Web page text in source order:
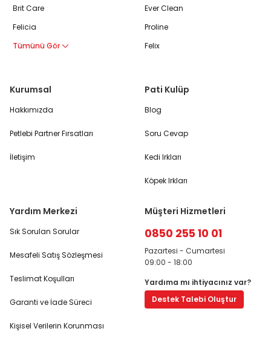
Brit Care
Felicia
Tümünü Gör
Ever Clean
Proline
Felix
Kurumsal
Hakkımızda
Petlebi Partner Fırsatları
İletişim
Pati Kulüp
Blog
Soru Cevap
Kedi Irkları
Köpek Irkları
Yardım Merkezi
Sık Sorulan Sorular
Mesafeli Satış Sözleşmesi
Teslimat Koşulları
Garanti ve İade Süreci
Kişisel Verilerin Korunması
Müşteri Hizmetleri
0850 255 10 01
Pazartesi - Cumartesi
09:00 - 18:00
Yardıma mı ihtiyacınız var?
Destek Talebi Oluştur